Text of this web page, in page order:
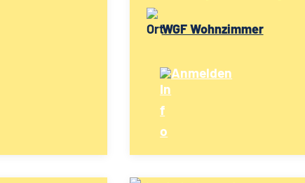
WGF Wohnzimmer
Anmelden